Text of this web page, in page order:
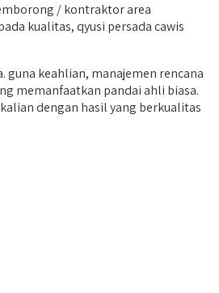
/ kontraktor area
kualitas, qyusi persada cawis
guna keahlian, manajemen rencana
memanfaatkan pandai ahli biasa.
dengan hasil yang berkualitas